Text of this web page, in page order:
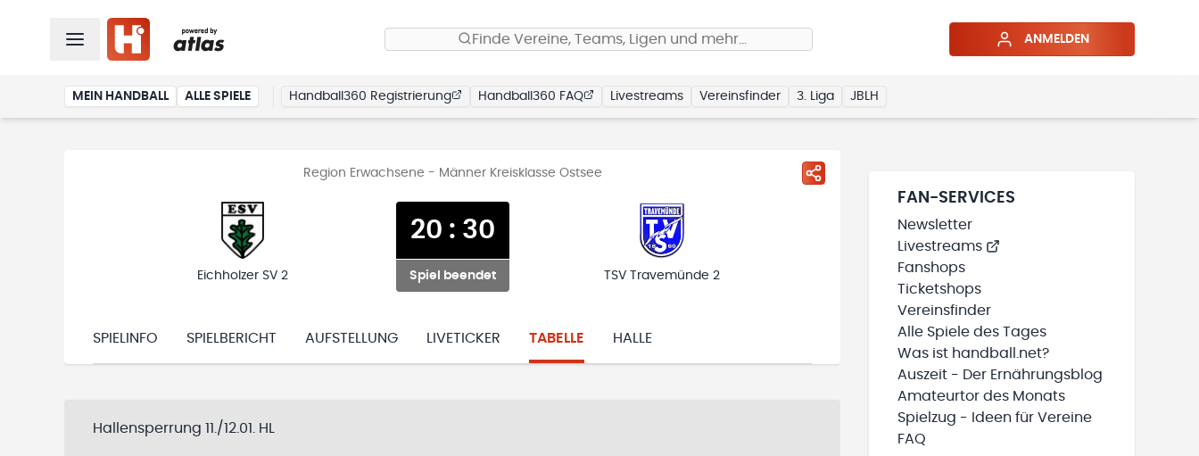
Finde Vereine, Teams, Ligen und mehr… ANMELDEN
MEIN HANDBALL ALLE SPIELE Handball360 Registrierung Handball360 FAQ Livestreams Vereinsfinder 3. Liga JBLH
Region Erwachsene - Männer Kreisklasse Ostsee
Eichholzer SV 2
20 : 30
Spiel beendet TSV Travemünde 2
SPIELINFO SPIELBERICHT AUFSTELLUNG LIVETICKER TABELLE HALLE
Hallensperrung 11./12.01. HL
FAN-SERVICES
Newsletter
Livestreams
Fanshops
Ticketshops
Vereinsfinder
Alle Spiele des Tages
Was ist handball.net?
Auszeit - Der Ernährungsblog
Amateurtor des Monats
Spielzug - Ideen für Vereine
FAQ